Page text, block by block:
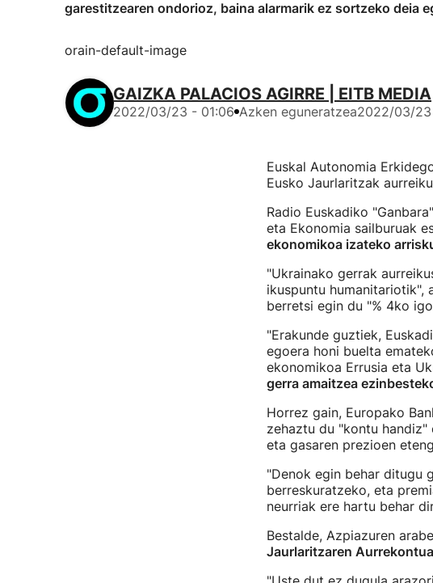
garestitzearen ondorioz, baina alarmarik ez sortzeko deia
orain-default-image
GAIZKA PALACIOS AGIRRE | EITB MEDIA
2022/03/23 - 01:06 Azken eguneratzea2022/03/23
Euskal Autonomia
Eusko Jaurlaritzak
Radio Euskadiko
eta Ekonomia sailburuak
ekonomikoa izateko
"Ukrainako gerrak
ikuspuntu humanitariotik",
berretsi egin du "% 4ko
"Erakunde guztiek,
egoera honi buelta
ekonomikoa Errusia eta
gerra amaitzea
Horrez gain, Europako
zehaztu du "kontu
eta gasaren prezioen
"Denok egin behar ditugu
berreskuratzeko, eta
neurriak ere hartu behar
Bestalde, Azpiazuren
Jaurlaritzaren